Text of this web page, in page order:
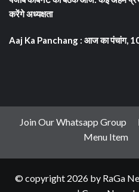
करेंगे अध्यक्षता
Aaj Ka Panchang : आज का पंचांग,
Join Our Whatsapp Group
Menu Item
© copyright 2026 by RaGa